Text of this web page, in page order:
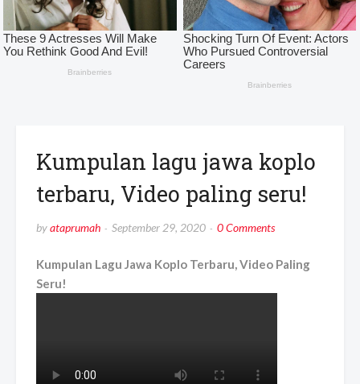
Kumpulan lagu jawa koplo
terbaru, Video paling seru!
byataprumah September 29, 2020 0 Comments
Kumpulan Lagu Jawa Koplo Terbaru, Video Paling
Seru!